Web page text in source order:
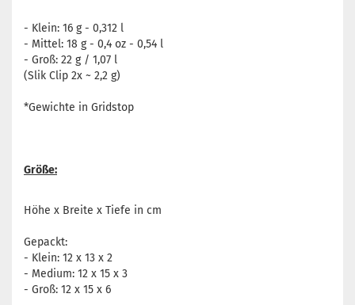
- Klein: 16 g - 0,312 l
- Mittel: 18 g - 0,4 oz - 0,54 l
- Groß: 22 g / 1,07 l
(Slik Clip 2x ~ 2,2 g)
*Gewichte in Gridstop
Größe:
Höhe x Breite x Tiefe in cm
Gepackt:
- Klein: 12 x 13 x 2
- Medium: 12 x 15 x 3
- Groß: 12 x 15 x 6